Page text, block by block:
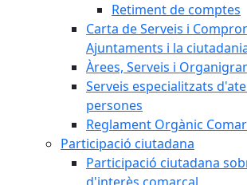
Retiment de comptes
Carta de Serveis i
Ajuntaments i la
Àrees, Serveis i
Serveis especialitzats
persones
Reglament Orgànic
Participació ciutadana
Participació ciutadana